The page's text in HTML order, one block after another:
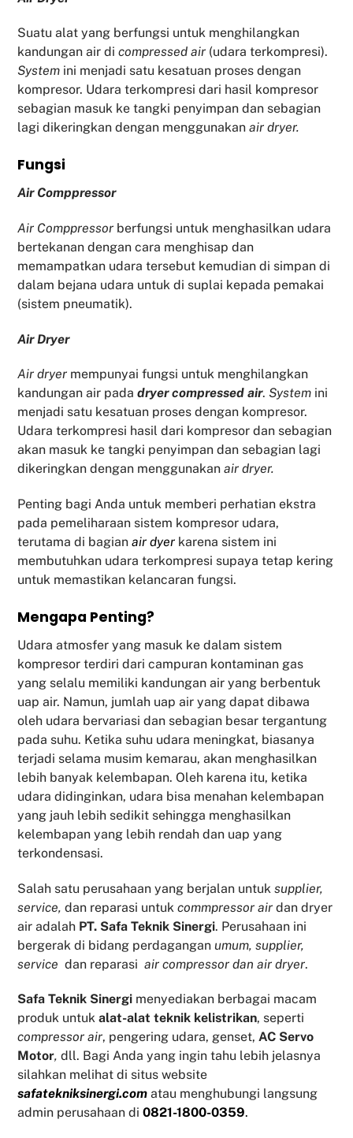
Suatu alat yang berfungsi untuk menghilangkan
kandungan air dicompressed air (udara terkompresi).
System ini menjadi satu kesatuan proses dengan
kompresor. Udara terkompresi dari hasil kompresor
sebagian masuk ke tangki penyimpan dan sebagian
lagi dikeringkan dengan menggunakan air dryer.
Fungsi
Air Comppressor
Air Comppressor berfungsi untuk menghasilkan udara
bertekanan dengan cara menghisap dan
memampatkan udara tersebut kemudian di simpan di
dalam bejana udara untuk di suplai kepada pemakai
(sistem pneumatik).
Air Dryer
Air dryer mempunyai fungsi untuk menghilangkan
kandungan air padadryer compressed air.System ini
menjadi satu kesatuan proses dengan kompresor.
Udara terkompresi hasil dari kompresor dan sebagian
akan masuk ke tangki penyimpan dan sebagian lagi
dikeringkan dengan menggunakanair dryer.
Penting bagi Anda untuk memberi perhatian ekstra
pada pemeliharaan sistem kompresor udara,
terutama di bagianair dyer karena sistem ini
membutuhkan udara terkompresi supaya tetap kering
untuk memastikan kelancaran fungsi.
Mengapa Penting?
Udara atmosfer yang masuk ke dalam sistem
kompresor terdiri dari campuran kontaminan gas
yang selalu memiliki kandungan air yang berbentuk
uap air. Namun, jumlah uap air yang dapat dibawa
oleh udara bervariasi dan sebagian besar tergantung
pada suhu. Ketika suhu udara meningkat, biasanya
terjadi selama musim kemarau, akan menghasilkan
lebih banyak kelembapan. Oleh karena itu, ketika
udara didinginkan, udara bisa menahan kelembapan
yang jauh lebih sedikit sehingga menghasilkan
kelembapan yang lebih rendah dan uap yang
terkondensasi.
Salah satu perusahaan yang berjalan untuksupplier,
service, dan reparasi untukcommpressor air dan dryer
air adalah PT. Safa Teknik Sinergi. Perusahaan ini
bergerak di bidang perdaganganumum, supplier,
service dan reparasiair compressor dan air dryer.
Safa Teknik Sinergi menyediakan berbagai macam
produk untukalat-alat teknik kelistrikan, seperti
compressor air, pengering udara, genset,AC Servo
Motor, dll. Bagi Anda yang ingin tahu lebih jelasnya
silahkan melihat di situs website
safatekniksinergi.com atau menghubungi langsung
admin perusahaan di0821-1800-0359.